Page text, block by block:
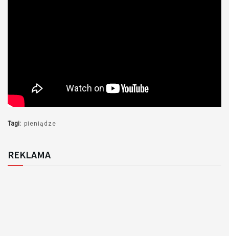
Tagi: pieniądze
REKLAMA